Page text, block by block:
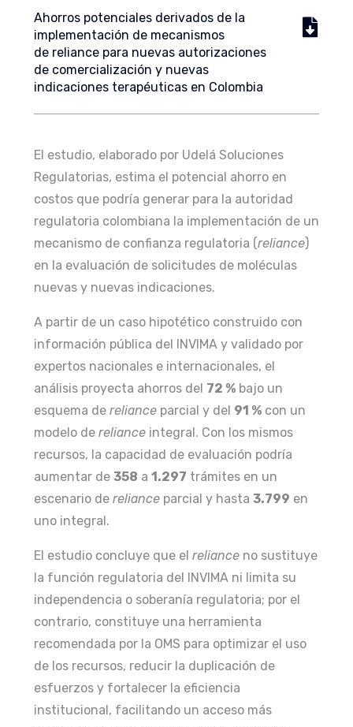
Ahorros potenciales derivados de la
implementación de mecanismos
de reliance para nuevas autorizaciones
de comercialización y nuevas
indicaciones terapéuticas en Colombia
El estudio, elaborado por Udelá Soluciones
Regulatorias, estima el potencial ahorro en
costos que podría generar para la autoridad
regulatoria colombiana la implementación de un
mecanismo de confianza regulatoria (reliance)
en la evaluación de solicitudes de moléculas
nuevas y nuevas indicaciones.
A partir de un caso hipotético construido con
información pública del INVIMA y validado por
expertos nacionales e internacionales, el
análisis proyecta ahorros del 72 %bajo un
esquema de relianceparcial y del 91 %con un
modelo de relianceintegral. Con los mismos
recursos, la capacidad de evaluación podría
aumentar de 358 a 1.297 trámites en un
escenario de relianceparcial y hasta 3.799 en
uno integral.
El estudio concluye que el relianceno sustituye
la función regulatoria del INVIMA ni limita su
independencia o soberanía regulatoria; por el
contrario, constituye una herramienta
recomendada por la OMS para optimizar el uso
de los recursos, reducir la duplicación de
esfuerzos y fortalecer la eficiencia
institucional, facilitando un acceso más